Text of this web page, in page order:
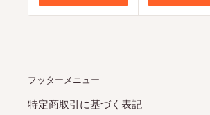
フッターメニュー
特定商取引に基づく表記